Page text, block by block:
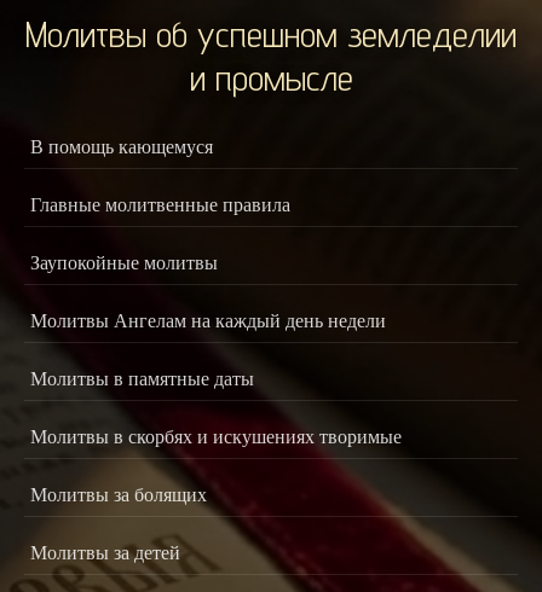
Молитвы об успешном земледелии
и промысле
В помощь кающемуся
Главные молитвенные правила
Заупокойные молитвы
Молитвы Ангелам на каждый день недели
Молитвы в памятные даты
Молитвы в скорбях и искушениях творимые
Молитвы за болящих
Молитвы за детей